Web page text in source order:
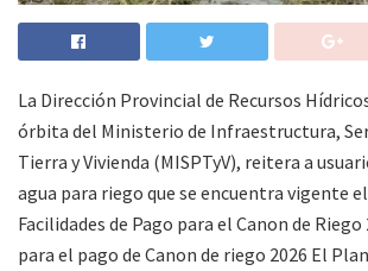
La Dirección Provincial de Recursos
órbita del Ministerio de Infraestructura,
Tierra y Vivienda (MISPTyV), reitera a
agua para riego que se encuentra vigente
Facilidades de Pago para el Canon de
para el pago de Canon de riego 2026 El